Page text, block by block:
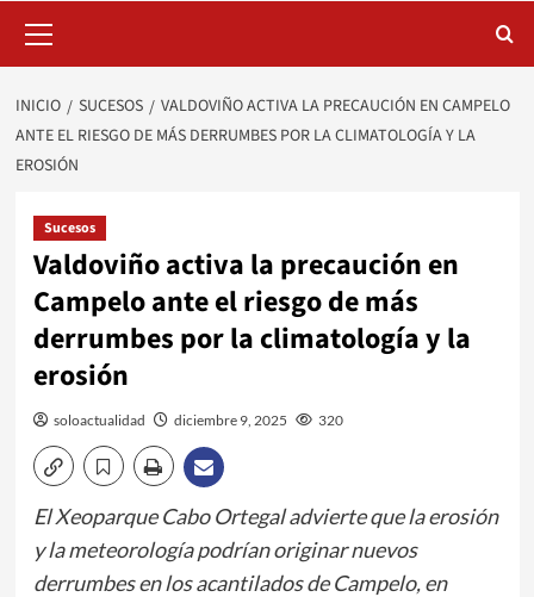
principal
INICIO SUCESOS
VALDOVIÑO ACTIVA LA PRECAUCIÓN EN CAMPELO
ANTE EL RIESGO DE MÁS DERRUMBES POR LA CLIMATOLOGÍA Y LA
EROSIÓN
Sucesos
Valdoviño activa la precaución en
Campelo ante el riesgo de más
derrumbes por la climatología y la
erosión
soloactualidad diciembre 9, 2025 320
El Xeoparque Cabo Ortegal advierte que la erosión
y la meteorología podrían originar nuevos
derrumbes en los acantilados de Campelo, en